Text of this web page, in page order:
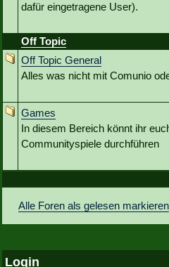
dafür eingetragene User).
Off Topic
Off Topic General
Alles was nicht mit Comunio
Games
In diesem Bereich könnt ihr
Communityspiele durchführen
Alle Foren als gelesen markieren
Login